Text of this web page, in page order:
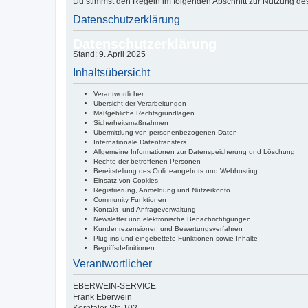
Datenschutzerklärung
Stand: 9. April 2025
Inhaltsübersicht
Verantwortlicher
Übersicht der Verarbeitungen
Maßgebliche Rechtsgrundlagen
Sicherheitsmaßnahmen
Übermittlung von personenbezogenen Daten
Internationale Datentransfers
Allgemeine Informationen zur Datenspeicherung und Löschung
Rechte der betroffenen Personen
Bereitstellung des Onlineangebots und Webhosting
Einsatz von Cookies
Registrierung, Anmeldung und Nutzerkonto
Community Funktionen
Kontakt- und Anfrageverwaltung
Newsletter und elektronische Benachrichtigungen
Kundenrezensionen und Bewertungsverfahren
Plug-ins und eingebettete Funktionen sowie Inhalte
Begriffsdefinitionen
Verantwortlicher
EBERWEIN-SERVICE
Frank Eberwein